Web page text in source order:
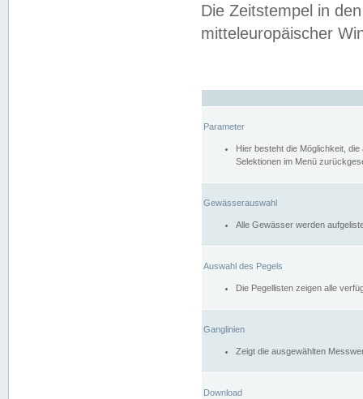
Die Zeitstempel in
mitteleuropäischer
Parameter
Hier besteht die Möglichkeit,
Selektionen im Menü
Gewässerauswahl
Alle Gewässer werden
Auswahl des Pegels
Die Pegellisten zeigen alle
Ganglinien
Zeigt die ausgewählten
Download